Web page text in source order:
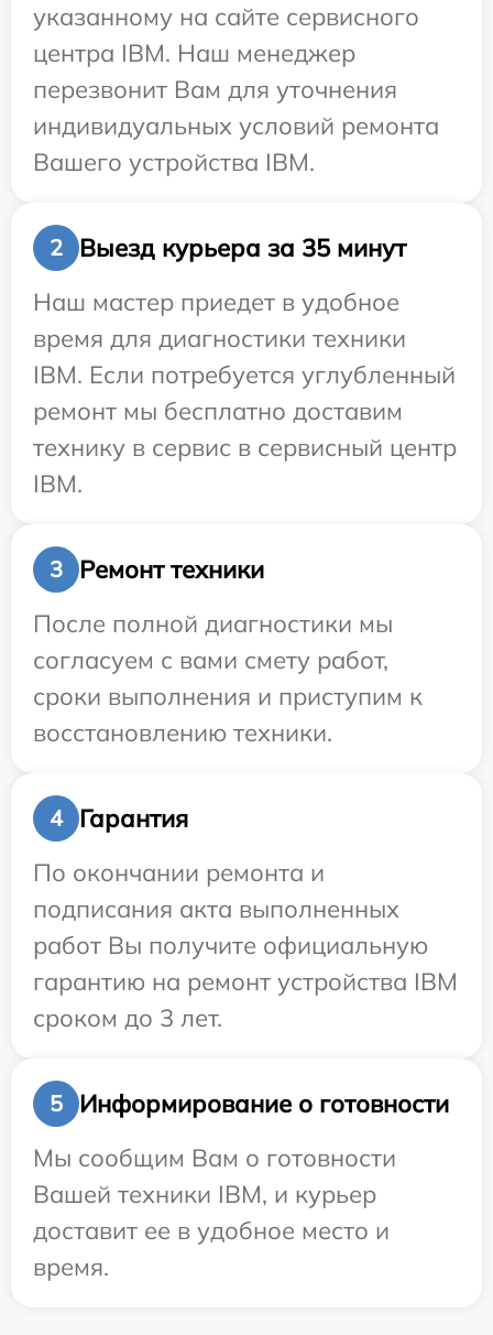
указанному на сайте сервисного
центра IBM. Наш менеджер
перезвонит Вам для уточнения
индивидуальных условий ремонта
Вашего устройства IBM.
2
Выезд курьера за 35 минут
Наш мастер приедет в удобное
время для диагностики техники
IBM. Если потребуется углубленный
ремонт мы бесплатно доставим
технику в сервис в сервисный центр
IBM.
3
Ремонт техники
После полной диагностики мы
согласуем с вами смету работ,
сроки выполнения и приступим к
восстановлению техники.
4
Гарантия
По окончании ремонта и
подписания акта выполненных
работ Вы получите официальную
гарантию на ремонт устройства IBM
сроком до 3 лет.
5
Информирование о готовности
Мы сообщим Вам о готовности
Вашей техники IBM, и курьер
доставит ее в удобное место и
время.